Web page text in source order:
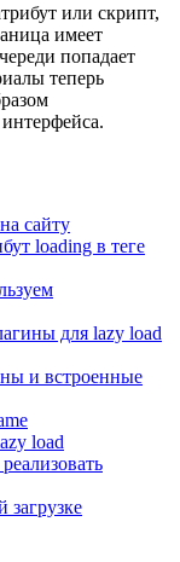
или скрипт,
имеет
попадает
теперь
сайту
loading в теге
для lazy load
и встроенные
load
загрузке